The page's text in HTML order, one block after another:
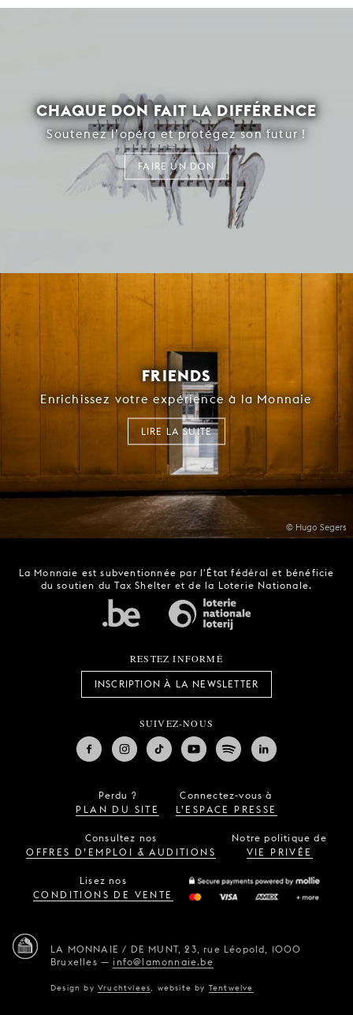
CHAQUE DON FAIT LA DIFFÉRENCE
Soutenez l’opéra et protégez son futur !
FAIRE UN DON
© Hugo Segers
FRIENDS
Enrichissez votre expérience à la Monnaie
LIRE LA SUITE
La Monnaie est subventionnée par l'État fédéral et bénéficie
du soutien du Tax Shelter et de la Loterie Nationale.
RESTEZ INFORMÉ
INSCRIPTION À LA NEWSLETTER
SUIVEZ-NOUS
Perdu ?
PLAN DU SITE
Connectez-vous à
L’ESPACE PRESSE
Consultez nos
OFFRES D’EMPLOI & AUDITIONS
Notre politique de
VIE PRIVÉE
Lisez nos
CONDITIONS DE VENTE
LA MONNAIE / DE MUNT, 23, rue Léopold, 1000
Bruxelles —info@lamonnaie.be
Design byVruchtvlees website by Tentwelve